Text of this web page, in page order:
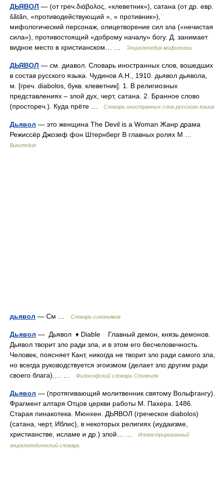
ДЬЯВОЛ — (от греч.διάβολος, «клеветник»), сатана (от др. евр.
šãtãn, «противодействующий », « противник»),
мифологический персонаж, олицетворение сил зла («нечистая
сила»), противостоящий «доброму началу» богу. Д. занимает
видное место в христианском… …
Энциклопедия мифологии
ДЬЯВОЛ — см. диавол. Словарь иностранных слов, вошедших
в состав русского языка. Чудинов А.Н., 1910. дьявол дьявола,
м. [греч. diabolos, букв. клеветник]. 1. В религиозных
представлениях – злой дух, черт, сатана. 2. Бранное слово
(простореч.). Куда прёте …
Словарь иностранных слов русского языка
Дьявол — это женщина The Devil is a Woman Жанр драма
Режиссёр Джозеф фон Штернберг В главных ролях М …
Википедия
дьявол — См … Словарь синонимов
Дьявол — Дьявол ♦ Diable Главный демон, князь демонов.
Дьявол творит зло ради зла, и в этом его бесчеловечность.
Человек, поясняет Кант, никогда не творит зло ради самого зла,
но всегда руководствуется эгоизмом (делает зло другим ради
своего блага).… …
Философский словарь Спонвиля
Дьявол — (протягивающий молитвенник святому Вольфгангу).
Фрагмент алтаря Отцов церкви работы М. Пахера. 1486.
Старая пинакотека. Мюнхен. ДЬЯВОЛ (греческое diabolos)
(сатана, черт, Иблис), в некоторых религиях (иудаизме,
христианстве, исламе и др.) злой… …
Иллюстрированный
энциклопедический словарь